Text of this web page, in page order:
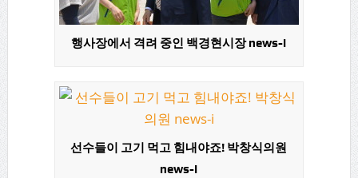
행사장에서 격려 중인 백경현시장 news-i
선수들이 고기 먹고 힘내야죠! 박창식의원
news-i